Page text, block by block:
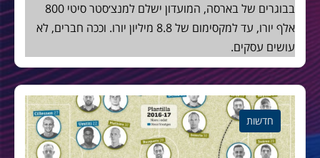
בבוגרים של בארסה, המועדון ישלם למנצ׳סטר סיטי 800
אלף יורו, עד למקסימום של 8.8 מיליון יורו. וככה חברים, לא
עושים עסקים.
חדשות